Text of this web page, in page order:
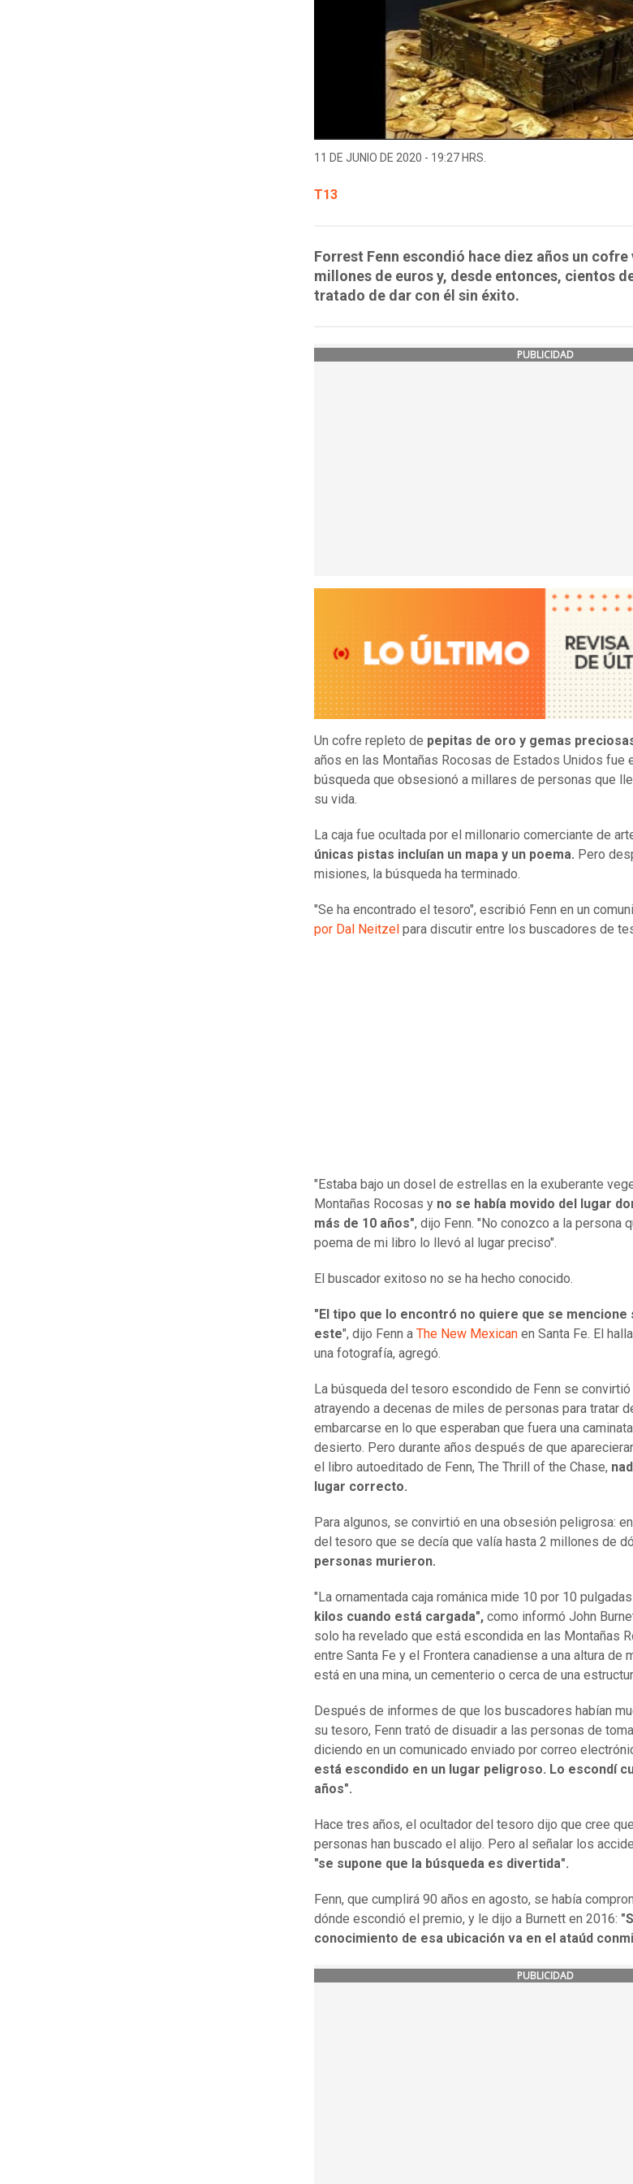
11 DE JUNIO DE 2020 - 19:27 HRS.
T13
Forrest Fenn escondió hace diez años un
millones de euros y, desde entonces, cientos
tratado de dar con él sin éxito.
PUBLICIDAD
Un cofre repleto de pepitas de oro y gemas
años en las Montañas Rocosas de Estados Unidos fue
búsqueda que obsesionó a millares de personas que
su vida.
La caja fue ocultada por el millonario comerciante de
únicas pistas incluían un mapa y un poema. Pero
misiones, la búsqueda ha terminado.
"Se ha encontrado el tesoro", escribió Fenn en un
por Dal Neitzel para discutir entre los buscadores de
"Estaba bajo un dosel de estrellas en la exuberante
Montañas Rocosas y no se había movido del lugar
más de 10 años", dijo Fenn. "No conozco a la persona
poema de mi libro lo llevó al lugar preciso".
El buscador exitoso no se ha hecho conocido.
"El tipo que lo encontró no quiere que se mencione
este", dijo Fenn a The New Mexican en Santa Fe. El
una fotografía, agregó.
La búsqueda del tesoro escondido de Fenn se convirtió
atrayendo a decenas de miles de personas para tratar
embarcarse en lo que esperaban que fuera una
desierto. Pero durante años después de que
el libro autoeditado de Fenn, The Thrill of the Chase,
lugar correcto.
Para algunos, se convirtió en una obsesión peligrosa:
del tesoro que se decía que valía hasta 2 millones de
personas murieron.
"La ornamentada caja románica mide 10 por 10
kilos cuando está cargada", como informó John
solo ha revelado que está escondida en las Montañas
entre Santa Fe y el Frontera canadiense a una altura de
está en una mina, un cementerio o cerca de una
Después de informes de que los buscadores habían
su tesoro, Fenn trató de disuadir a las personas de
diciendo en un comunicado enviado por correo
está escondido en un lugar peligroso. Lo escondí
años".
Hace tres años, el ocultador del tesoro dijo que cree
personas han buscado el alijo. Pero al señalar los
"se supone que la búsqueda es divertida".
Fenn, que cumplirá 90 años en agosto, se había
dónde escondió el premio, y le dijo a Burnett en 2016:
conocimiento de esa ubicación va en el ataúd
PUBLICIDAD